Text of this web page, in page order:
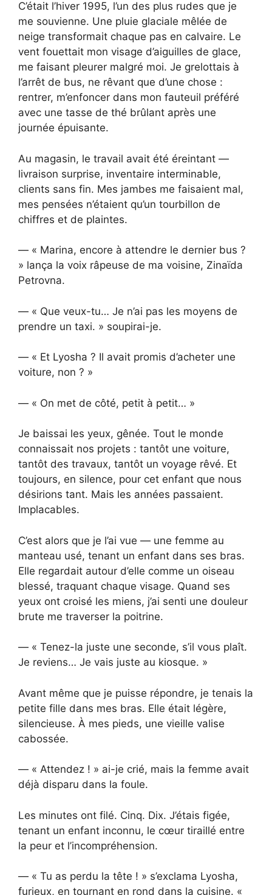
C’était l’hiver 1995, l’un des plus rudes que je
me souvienne. Une pluie glaciale mêlée de
neige transformait chaque pas en calvaire. Le
vent fouettait mon visage d’aiguilles de glace,
me faisant pleurer malgré moi. Je grelottais à
l’arrêt de bus, ne rêvant que d’une chose :
rentrer, m’enfoncer dans mon fauteuil préféré
avec une tasse de thé brûlant après une
journée épuisante.
Au magasin, le travail avait été éreintant —
livraison surprise, inventaire interminable,
clients sans fin. Mes jambes me faisaient mal,
mes pensées n’étaient qu’un tourbillon de
chiffres et de plaintes.
— « Marina, encore à attendre le dernier bus ?
» lança la voix râpeuse de ma voisine, Zinaïda
Petrovna.
— « Que veux-tu… Je n’ai pas les moyens de
prendre un taxi. » soupirai-je.
— « Et Lyosha ? Il avait promis d’acheter une
voiture, non ? »
— « On met de côté, petit à petit… »
Je baissai les yeux, gênée. Tout le monde
connaissait nos projets : tantôt une voiture,
tantôt des travaux, tantôt un voyage rêvé. Et
toujours, en silence, pour cet enfant que nous
désirions tant. Mais les années passaient.
Implacables.
C’est alors que je l’ai vue — une femme au
manteau usé, tenant un enfant dans ses bras.
Elle regardait autour d’elle comme un oiseau
blessé, traquant chaque visage. Quand ses
yeux ont croisé les miens, j’ai senti une douleur
brute me traverser la poitrine.
— « Tenez-la juste une seconde, s’il vous plaît.
Je reviens… Je vais juste au kiosque. »
Avant même que je puisse répondre, je tenais la
petite fille dans mes bras. Elle était légère,
silencieuse. À mes pieds, une vieille valise
cabossée.
— « Attendez ! » ai-je crié, mais la femme avait
déjà disparu dans la foule.
Les minutes ont filé. Cinq. Dix. J’étais figée,
tenant un enfant inconnu, le cœur tiraillé entre
la peur et l’incompréhension.
— « Tu as perdu la tête ! » s’exclama Lyosha,
furieux, en tournant en rond dans la cuisine. «